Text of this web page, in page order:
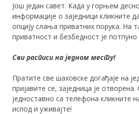
Још један савет. Када у горњем
информације о заједници кликните
опцију слања приватних порука. На
приватност и безбедност је потпуно
Сви расписи на једном месту!
Пратите све шаховске догађаје на
пријавите се, заједница је
једноставно са телефона кликните
испод и уживајте!